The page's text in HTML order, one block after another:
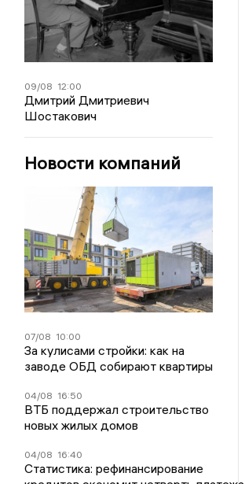
09/08 12:00
Дмитрий Дмитриевич
Шостакович
Новости компаний
07/08 10:00
За кулисами стройки: как на
заводе ОБД собирают квартиры
04/08 16:50
ВТБ поддержал строительство
новых жилых домов
04/08 16:40
Статистика: рефинансирование